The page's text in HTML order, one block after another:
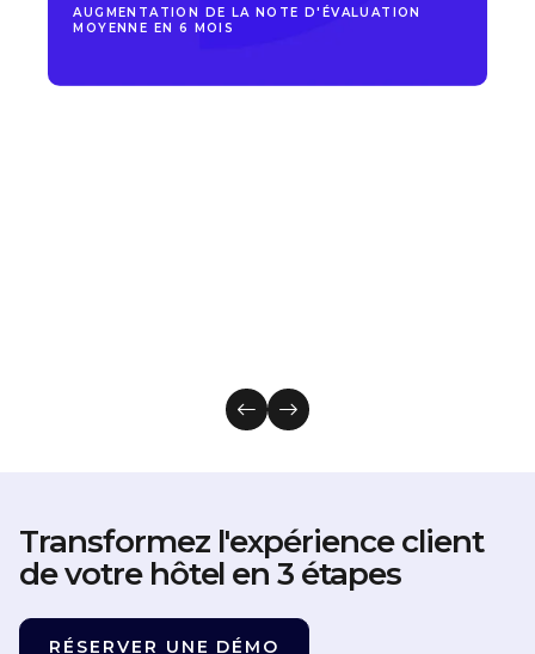
AUGMENTATION DE LA NOTE D'ÉVALUATION
MOYENNE EN 6 MOIS
Transformez l'expérience client
de votre hôtel en 3 étapes
RÉSERVER UNE DÉMO